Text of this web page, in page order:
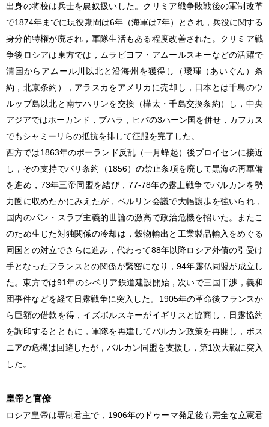
出身の将校は兵士を農奴扱いした。クリミア戦争敗戦後の軍制改革
で1874年までに現役期間は6年（海軍は7年）とされ，兵役に関する
身分的特権が廃され，軍隊生活もある程度改善された。クリミア戦
争後ロシアは東方では，ムラビヨフ・アムールスキーなどの活躍で
清国からアムール川以北と沿海州を獲得し（璦琿（あいぐん）条
約，北京条約），アラスカをアメリカに売却し，日本とは千島のウ
ルップ島以北と南サハリンを交換（樺太・千島交換条約）し，中央
アジアではホーカンド，ブハラ，ヒバの3ハーン国を併せ，カフカス
でもシャミーリらの抵抗を排して征服を完了した。
西方では1863年のポーランド反乱（一月蜂起）後プロイセンに接近
し，その支持でパリ条約（1856）の禁止条項を廃して黒海の再軍備
を進め，73年三帝同盟を結び，77-78年の露土戦争でバルカンを勢
力圏に収めたかにみえたが，ベルリン会議で大幅譲歩を強いられ，
国内のパン・スラブ主義的世論の激高で政治危機を招いた。またこ
のため生じた対独関係の冷却は，穀物輸出と工業製品輸入をめぐる
同国との対立でさらに進み，代わって88年以降ロシア外債の引受け
手となったフランスとの関係が緊密になり，94年露仏同盟が成立し
た。東方では91年のシベリア鉄道建設開始，次いで三国干渉，義和
団事件などを経て日露戦争に突入した。1905年の革命後フランスか
ら巨額の借款を得，イズボルスキーがイギリスと協商し，日露協約
を調印するとともに，軍隊を再建してバルカン政策を再開し，ボス
ニアの危機は回避したが，バルカン同盟を支援し，第1次大戦に突入
した。
皇帝と官僚
ロシア皇帝は専制君主で，1906年のドゥーマ発足後も完全な立憲君